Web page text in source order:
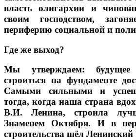
власть олигархии и
своим господством,
периферию социальной и
Где же выход?
Мы утверждаем:
строиться на фундаменте
Самыми сильными и
тогда, когда наша страна
В.И. Ленина, строила
Знаменем Октября. И в
строительства шёл